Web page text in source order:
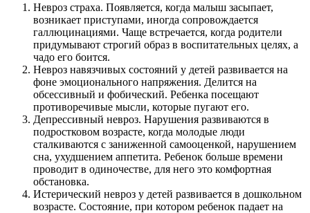
Невроз страха. Появляется, когда малыш засыпает,
возникает приступами, иногда сопровождается
галлюцинациями. Чаще встречается, когда родители
придумывают строгий образ в воспитательных целях, а
чадо его боится.
Невроз навязчивых состояний у детей развивается на
фоне эмоционального напряжения. Делится на
обсессивный и фобический. Ребенка посещают
противоречивые мысли, которые пугают его.
Депрессивный невроз. Нарушения развиваются в
подростковом возрасте, когда молодые люди
сталкиваются с заниженной самооценкой, нарушением
сна, ухудшением аппетита. Ребенок больше времени
проводит в одиночестве, для него это комфортная
обстановка.
Истерический невроз у детей развивается в дошкольном
возрасте. Состояние, при котором ребенок падает на